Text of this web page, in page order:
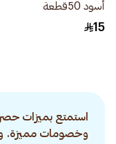
أسود 50قطعة
15
استمتع بميزات
وخصومات مميزة.